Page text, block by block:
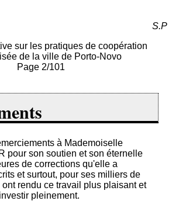
S.P
sur les pratiques de coopération
de la ville de Porto-Novo
Page 2/101
à Mademoiselle
pour son soutien et son éternelle
de corrections qu'elle a
et surtout, pour ses milliers de
rendu ce travail plus plaisant et
pleinement.